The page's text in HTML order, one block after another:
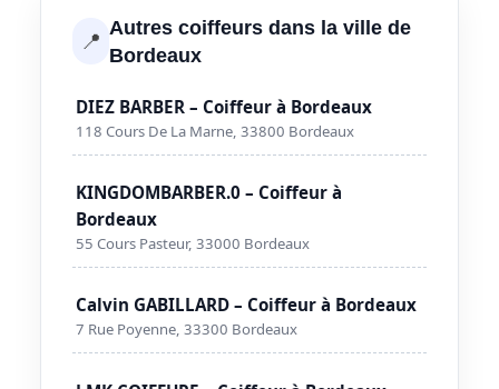
📍 Autres coiffeurs dans la ville de
Bordeaux
DIEZ BARBER – Coiffeur à Bordeaux
118 Cours De La Marne, 33800 Bordeaux
KINGDOMBARBER.0 – Coiffeur à
Bordeaux
55 Cours Pasteur, 33000 Bordeaux
Calvin GABILLARD – Coiffeur à Bordeaux
7 Rue Poyenne, 33300 Bordeaux